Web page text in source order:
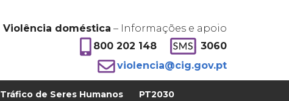
Violência doméstica – Informações e apoio
800 202 148
3060
violencia@cig.gov.pt
Tráfico de Seres Humanos PT2030